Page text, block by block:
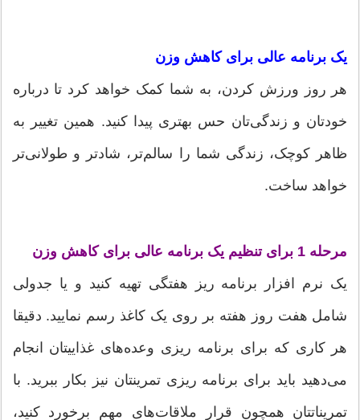
یک برنامه عالی برای کاهش وزن
هر روز ورزش کردن، به شما کمک خواهد کرد تا درباره‌
خودتان و زندگی‌تان حس بهتری پیدا کنید. همین تغییر به
ظاهر کوچک، زندگی شما را سالم‌تر، شادتر و طولانی‌تر
خواهد ساخت.
مرحله 1 برای تنظیم یک برنامه عالی برای کاهش وزن
یک نرم افزار برنامه ریز هفتگی تهیه کنید و یا جدولی
شامل هفت روز هفته بر روی یک کاغذ رسم نمایید. دقیقا
هر کاری که برای برنامه ریزی وعده‌های غذاییتان انجام
می‌دهید باید برای برنامه ریزی تمرینتان نیز بکار ببرید. با
تمریناتتان همچون قرار ملاقات‌های مهم برخورد کنید،